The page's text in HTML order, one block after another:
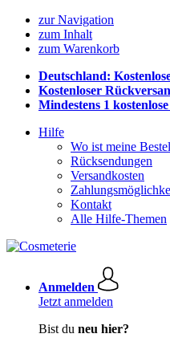
zur Navigation
zum Inhalt
zum Warenkorb
Deutschland:
Kostenloser
Mindestens 1
Hilfe
Wo ist meine
Rücksendungen
Versandkosten
Kontakt
Alle Hilfe-Themen
Anmelden
Jetzt anmelden
Bist du neu hier?